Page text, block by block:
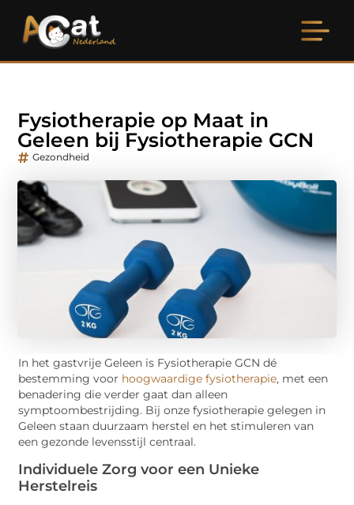
Fysiotherapie op Maat in
Geleen bij Fysiotherapie GCN
Gezondheid
In het gastvrije Geleen is Fysiotherapie GCN dé
bestemming voor hoogwaardige fysiotherapie, met een
benadering die verder gaat dan alleen
symptoombestrijding. Bij onze fysiotherapie gelegen in
Geleen staan duurzaam herstel en het stimuleren van
een gezonde levensstijl centraal.
Individuele Zorg voor een Unieke
Herstelreis